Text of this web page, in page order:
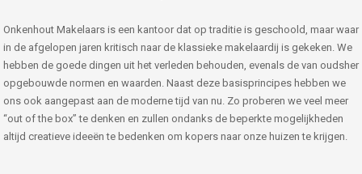
Onkenhout Makelaars is een kantoor dat op traditie is geschoold, maar waar
in de afgelopen jaren kritisch naar de klassieke makelaardij is gekeken. We
hebben de goede dingen uit het verleden behouden, evenals de van oudsher
opgebouwde normen en waarden. Naast deze basisprincipes hebben we
ons ook aangepast aan de moderne tijd van nu. Zo proberen we veel meer
“out of the box” te denken en zullen ondanks de beperkte mogelijkheden
altijd creatieve ideeën te bedenken om kopers naar onze huizen te krijgen.